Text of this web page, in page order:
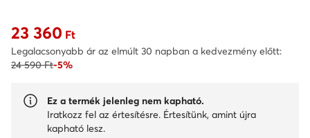
Aktuális ár 23 360 Ft
23 360 Ft
Legalacsonyabb ár az elmúlt 30 napban a kedvezmény előtt:
24 590 Ft-5%
Ez a termék jelenleg nem kapható.
Iratkozz fel az értesítésre. Értesítünk, amint újra
kapható lesz.